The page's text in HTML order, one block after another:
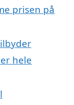
prisen på
hele